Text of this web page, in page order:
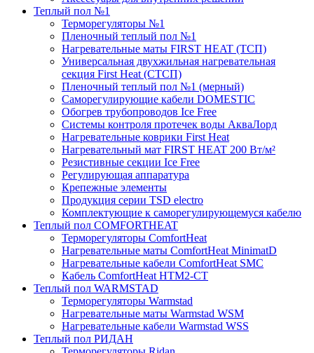
Теплый пол №1
Терморегуляторы №1
Пленочный теплый пол №1
Нагревательные маты FIRST HEAT (ТСП)
Универсальная двухжильная нагревательная
секция First Heat (СТСП)
Пленочный теплый пол №1 (мерный)
Саморегулирующие кабели DOMESTIC
Обогрев трубопроводов Ice Free
Системы контроля протечек воды АкваЛорд
Нагревательные коврики First Heat
Нагревательный мат FIRST HEAT 200 Вт/м²
Резистивные секции Ice Free
Регулирующая аппаратура
Крепежные элементы
Продукция серии TSD electro
Комплектующие к саморегулирующемуся кабелю
Теплый пол COMFORTHEAT
Терморегуляторы ComfortHeat
Нагревательные маты ComfortHeat MinimatD
Нагревательные кабели ComfortHeat SMC
Кабель ComfortHeat HTM2-CT
Теплый пол WARMSTAD
Терморегуляторы Warmstad
Нагревательные маты Warmstad WSM
Нагревательные кабели Warmstad WSS
Теплый пол РИДАН